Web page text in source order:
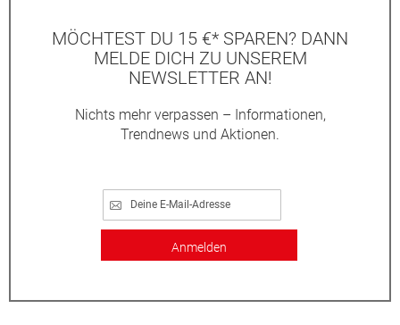
MÖCHTEST DU 15 €* SPAREN? DANN
MELDE DICH ZU UNSEREM
NEWSLETTER AN!
Nichts mehr verpassen – Informationen,
Trendnews und Aktionen.
Anmelden